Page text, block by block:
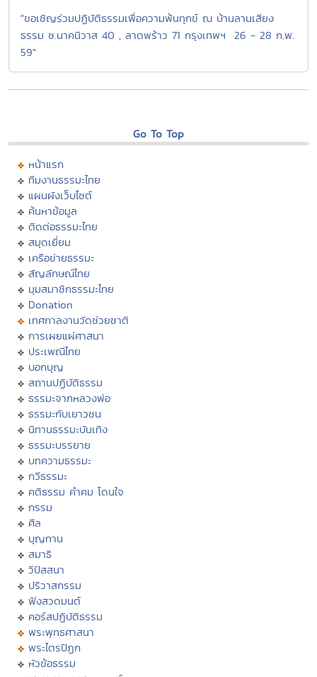
"ขอเชิญร่วมปฏิบัติธรรมเพื่อความพ้นทุกข์ ณ บ้านลานเสียง
ธรรม ซ.นาคนิวาส 40 , ลาดพร้าว 71 กรุงเทพฯ 26 - 28 ก.พ.
59"
Go To Top
หน้าแรก
ทีมงานธรรมะไทย
แผนผังเว็บไซต์
ค้นหาข้อมูล
ติดต่อธรรมะไทย
สมุดเยี่ยม
เครือข่ายธรรมะ
สัญลักษณ์ไทย
มุมสมาชิกธรรมะไทย
Donation
เทศกาลงานวัดช่วยชาติ
การเผยแผ่ศาสนา
ประเพณีไทย
บอกบุญ
สถานปฏิบัติธรรม
ธรรมะจากหลวงพ่อ
ธรรมะกับเยาวชน
นิทานธรรมะบันเทิง
ธรรมะบรรยาย
บทความธรรมะ
กวีธรรมะ
คติธรรม คำคม โดนใจ
กรรม
ศีล
บุญทาน
สมาธิ
วิปัสสนา
ปริวาสกรรม
ฟังสวดมนต์
คอร์สปฏิบัติธรรม
พระพุทธศาสนา
พระไตรปิฏก
หัวข้อธรรม